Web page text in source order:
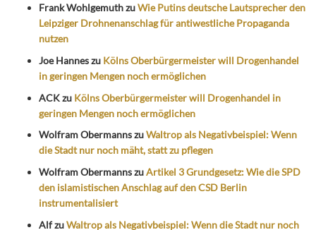
Frank WohlgemuthzuWie Putins deutsche Lautsprecher den
Leipziger Drohnenanschlag für antiwestliche Propaganda
nutzen
Joe Hanneszu Kölns Oberbürgermeister will Drogenhandel
in geringen Mengen noch ermöglichen
ACKzu Kölns Oberbürgermeister will Drogenhandel in
geringen Mengen noch ermöglichen
Wolfram ObermannszuWaltrop als Negativbeispiel: Wenn
die Stadt nur noch mäht, statt zu pflegen
Wolfram ObermannszuArtikel 3 Grundgesetz: Wie die SPD
den islamistischen Anschlag auf den CSD Berlin
instrumentalisiert
AlfzuWaltrop als Negativbeispiel: Wenn die Stadt nur noch